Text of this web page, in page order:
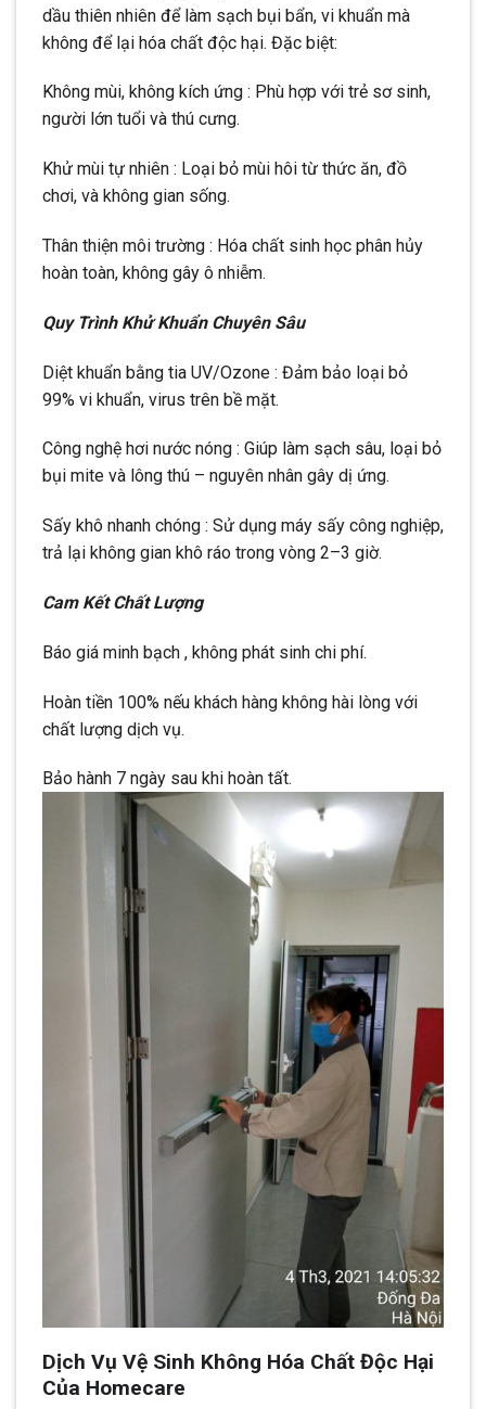
dầu thiên nhiên để làm sạch bụi bẩn, vi khuẩn mà
không để lại hóa chất độc hại. Đặc biệt:
Không mùi, không kích ứng : Phù hợp với trẻ sơ sinh,
người lớn tuổi và thú cưng.
Khử mùi tự nhiên : Loại bỏ mùi hôi từ thức ăn, đồ
chơi, và không gian sống.
Thân thiện môi trường : Hóa chất sinh học phân hủy
hoàn toàn, không gây ô nhiễm.
Quy Trình Khử Khuẩn Chuyên Sâu
Diệt khuẩn bằng tia UV/Ozone : Đảm bảo loại bỏ
99% vi khuẩn, virus trên bề mặt.
Công nghệ hơi nước nóng : Giúp làm sạch sâu, loại bỏ
bụi mite và lông thú – nguyên nhân gây dị ứng.
Sấy khô nhanh chóng : Sử dụng máy sấy công nghiệp,
trả lại không gian khô ráo trong vòng 2–3 giờ.
Cam Kết Chất Lượng
Báo giá minh bạch , không phát sinh chi phí.
Hoàn tiền 100% nếu khách hàng không hài lòng với
chất lượng dịch vụ.
Bảo hành 7 ngày sau khi hoàn tất.
Dịch Vụ Vệ Sinh Không Hóa Chất Độc Hại
Của Homecare